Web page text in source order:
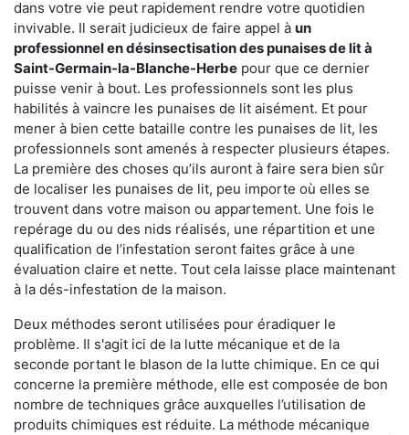
dans votre vie peut rapidement rendre votre quotidien
invivable. Il serait judicieux de faire appel à un
professionnel en désinsectisation des punaises de lit à
Saint-Germain-la-Blanche-Herbe pour que ce dernier
puisse venir à bout. Les professionnels sont les plus
habilités à vaincre les punaises de lit aisément. Et pour
mener à bien cette bataille contre les punaises de lit, les
professionnels sont amenés à respecter plusieurs étapes.
La première des choses qu’ils auront à faire sera bien sûr
de localiser les punaises de lit, peu importe où elles se
trouvent dans votre maison ou appartement. Une fois le
repérage du ou des nids réalisés, une répartition et une
qualification de l’infestation seront faites grâce à une
évaluation claire et nette. Tout cela laisse place maintenant
à la dés-infestation de la maison.
Deux méthodes seront utilisées pour éradiquer le
problème. Il s'agit ici de la lutte mécanique et de la
seconde portant le blason de la lutte chimique. En ce qui
concerne la première méthode, elle est composée de bon
nombre de techniques grâce auxquelles l’utilisation de
produits chimiques est réduite. La méthode mécanique